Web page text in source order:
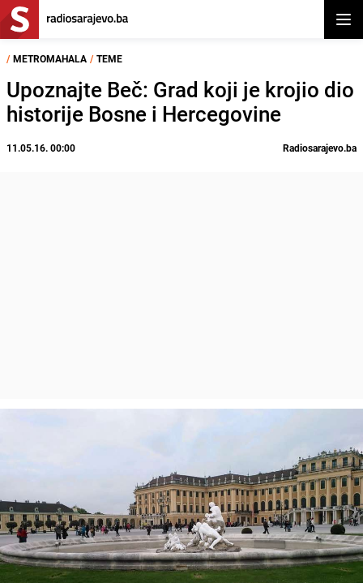
/ METROMAHALA / TEME
Upoznajte Beč: Grad koji je krojio dio
historije Bosne i Hercegovine
11.05.16. 00:00 Radiosarajevo.ba